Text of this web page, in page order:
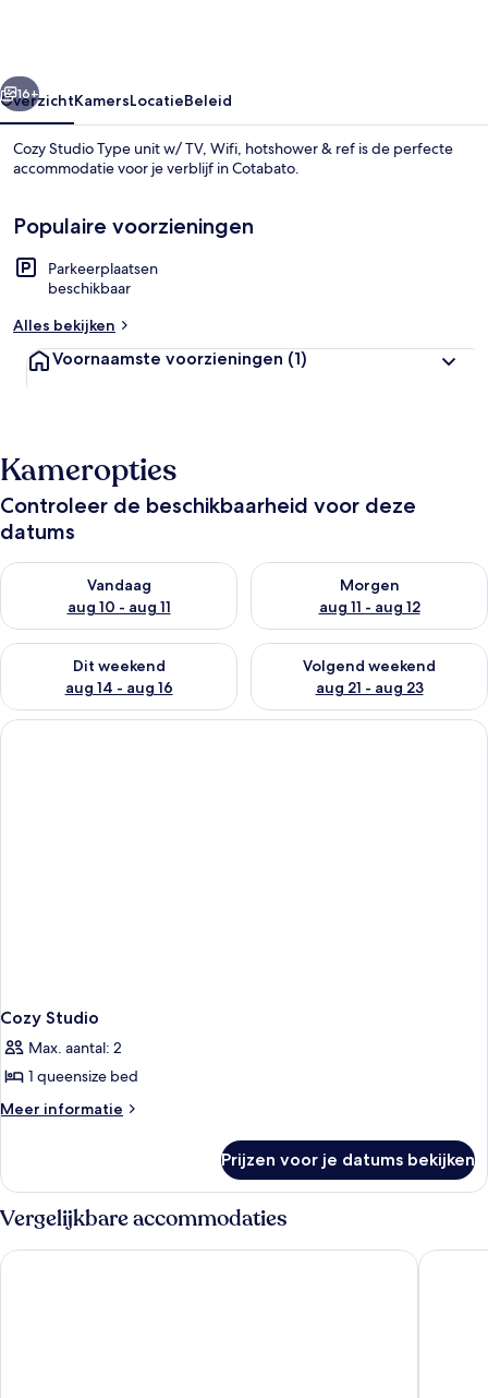
Wifi,
hotshower
&
Volgende
16+
OverzichtKamersLocatieBeleid
Cozy Studio Type unit w/ TV, Wifi, hotshower & ref is de perfecte
accommodatie voor je verblijf in Cotabato.
Populaire voorzieningen
Parkeerplaatsen
beschikbaar
Alles bekijken
Voornaamste voorzieningen (1)
Kameropties
Controleer de beschikbaarheid voor deze
datums
Vandaag
aug 10 - aug 11
De beschikbaarheid controleren voor vanavond aug 10 - aug
Morgen
aug 11 - aug 12
De beschikbaarheid
Dit weekend
aug 14 - aug 16
De beschikbaarheid controleren voor dit weekend aug 14 -
Volgend weekend
aug 21 - aug 23
De beschikbaarheid
Cozy Studio
Max. aantal: 2
1 queensize bed
Meer informatie
Meer
Studio
Prijzen voor je datums bekijken
Vergelijkbare accommodaties
LUXURY HOME Asia